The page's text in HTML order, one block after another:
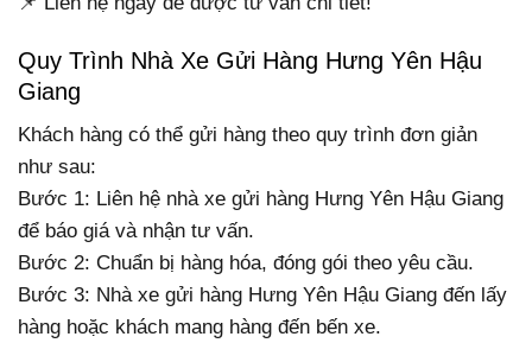
Quy Trình Nhà Xe Gửi Hàng Hưng Yên Hậu
Giang
Khách hàng có thể gửi hàng theo quy trình đơn giản
như sau:
Bước 1: Liên hệ nhà xe gửi hàng Hưng Yên Hậu Giang
để báo giá và nhận tư vấn.
Bước 2: Chuẩn bị hàng hóa, đóng gói theo yêu cầu.
Bước 3: Nhà xe gửi hàng Hưng Yên Hậu Giang đến lấy
hàng hoặc khách mang hàng đến bến xe.